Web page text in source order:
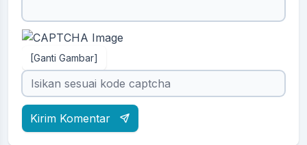
[Ganti Gambar]
Kirim Komentar